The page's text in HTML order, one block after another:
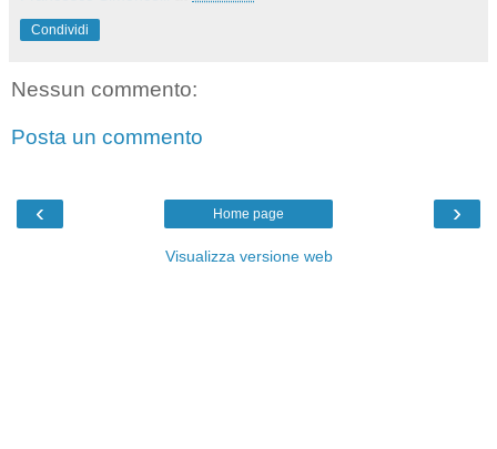
Condividi
Nessun commento:
Posta un commento
‹ ›
Home page
Visualizza versione web